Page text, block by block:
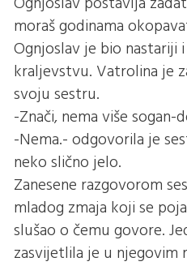
moraš godinama
Ognjoslav je bio nastariji
kraljevstvu. Vatrolina je
svoju sestru.
-Znači, nema više sogan-
-Nema.- odgovorila je
neko slično jelo.
Zanesene razgovorom
mladog zmaja koji se
slušao o čemu govore.
zasvijetlila je u njegovim